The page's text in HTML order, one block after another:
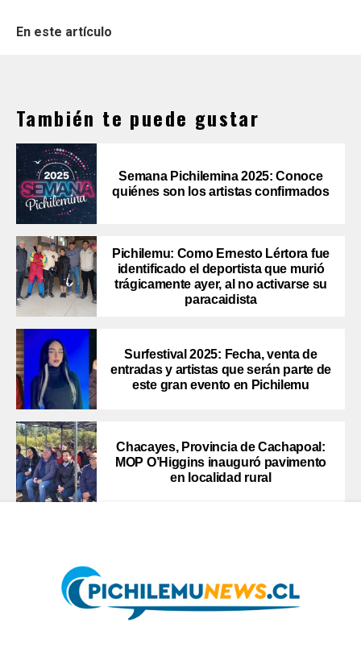
En este artículo
También te puede gustar
Semana Pichilemina 2025: Conoce
quiénes son los artistas confirmados
Pichilemu: Como Ernesto Lértora fue
identificado el deportista que murió
trágicamente ayer, al no activarse su
paracaidista
Surfestival 2025: Fecha, venta de
entradas y artistas que serán parte de
este gran evento en Pichilemu
Chacayes, Provincia de Cachapoal:
MOP O’Higgins inauguró pavimento
en localidad rural